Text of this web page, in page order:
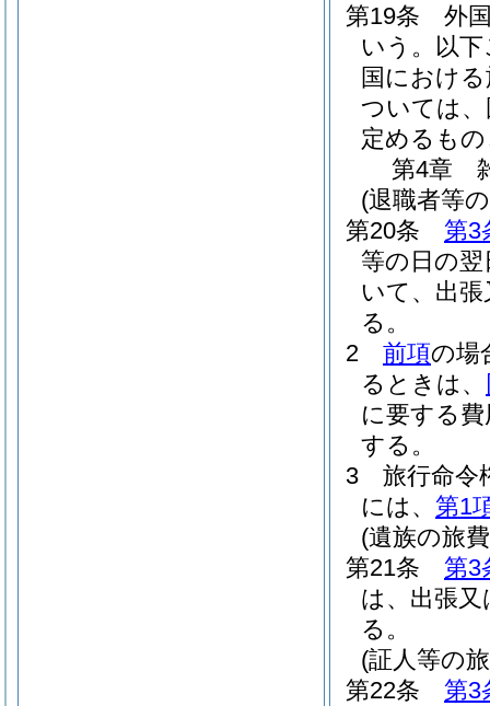
第19条
外
いう。以
国におけ
ついては
定めるも
第4章
(退職者等
第20条
第3
等の日の
いて、出
る。
2
前項の場
るときは、
に要する
する。
3
旅行命令
には、 第1
(遺族の旅
第21条
第3
は、出張
る。
(証人等の
第22条
第3